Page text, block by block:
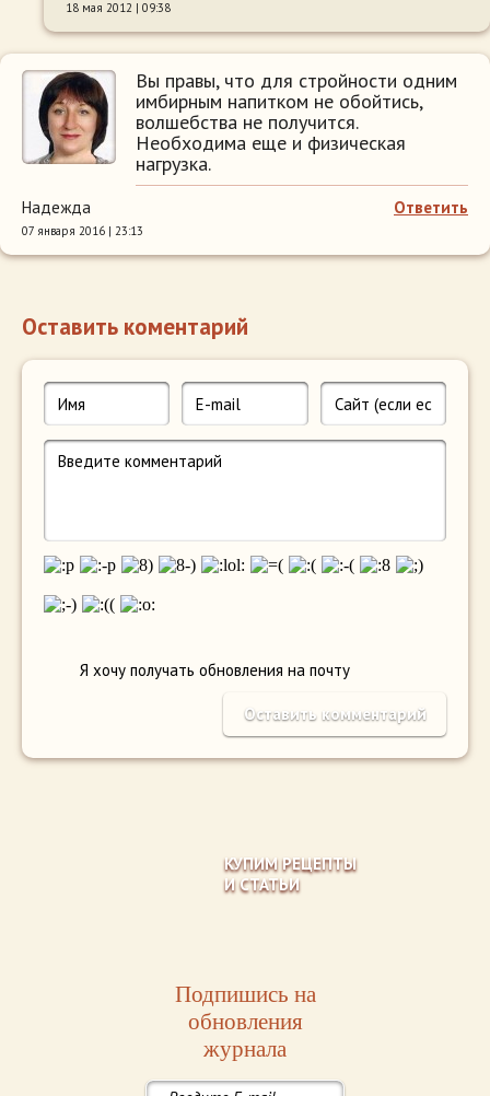
18 мая 2012 | 09:38
Вы правы, что для стройности одним
имбирным напитком не обойтись,
волшебства не получится.
Необходима еще и физическая
нагрузка.
Ответить
Надежда
07 января 2016 | 23:13
Оставить коментарий
Я хочу получать обновления на почту
КУПИМ РЕЦЕПТЫ
И СТАТЬИ
Подпишись на
обновления
журнала